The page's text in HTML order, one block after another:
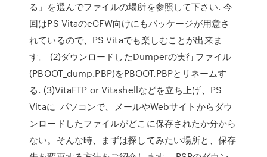
る」を選んでファイルの場所を参照して下さい. 今
回はPS VitaのeCFW向けにもパッケージが用意さ
れているので、PS Vitaでも楽しむことが出来ま
す。 (2)ダウンロードしたDumperの実行ファイル
(PBOOT_dump.PBP)をPBOOT.PBPとリネームす
る. (3)VitaFTP or Vitashellなどを立ち上げ、PS
Vitaに パソコンで、メールやWebサイトからダウ
ンロードしたファイルがどこに保存されたか分から
ない。そんな時、まずは探してみたい場所と、保存